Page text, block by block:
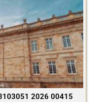
2026 00415